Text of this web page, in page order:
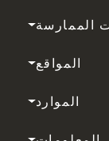
الممارسة
المواقع
الموارد